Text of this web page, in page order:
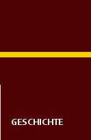
GESCHICHTE